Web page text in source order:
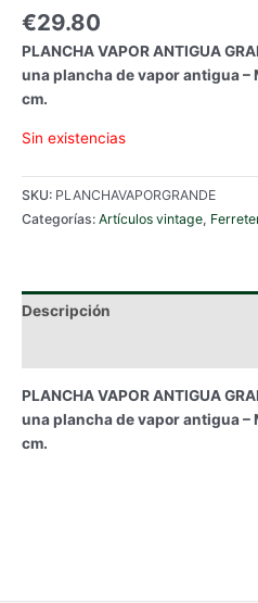
€29.80
PLANCHA VAPOR ANTIGUA
una plancha de vapor antigua –
cm.
Sin existencias
SKU: PLANCHAVAPORGRANDE
Categorías: Artículos vintage,
Descripción
PLANCHA VAPOR ANTIGUA
una plancha de vapor antigua –
cm.